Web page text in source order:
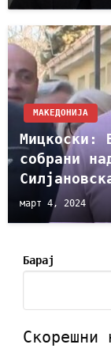
МАКЕДОНИЈА
Мицкоски:
собрани
март 4, 2024
Барај
Скорешни